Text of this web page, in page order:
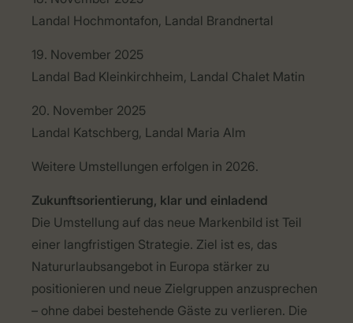
Landal Hochmontafon, Landal Brandnertal
19. November 2025
Landal Bad Kleinkirchheim, Landal Chalet Matin
20. November 2025
Landal Katschberg, Landal Maria Alm
Weitere Umstellungen erfolgen in 2026.
Zukunftsorientierung, klar und einladend
Die Umstellung auf das neue Markenbild ist Teil
einer langfristigen Strategie. Ziel ist es, das
Natururlaubsangebot in Europa stärker zu
positionieren und neue Zielgruppen anzusprechen
– ohne dabei bestehende Gäste zu verlieren. Die